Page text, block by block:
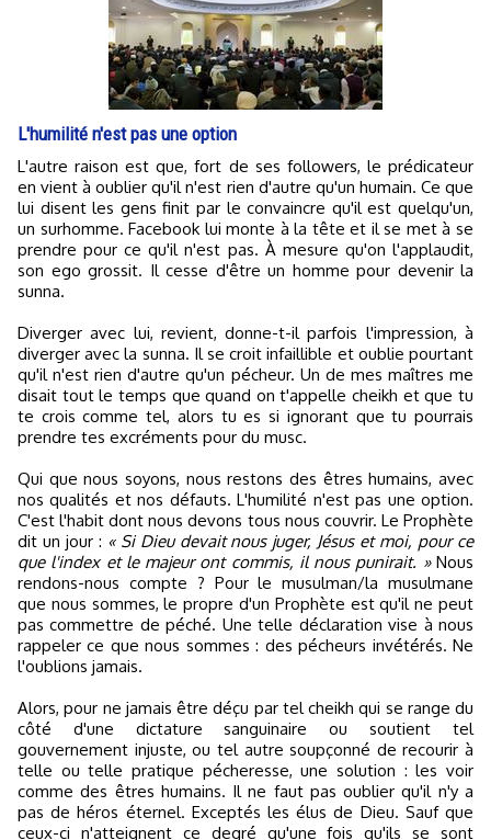
L'humilité n'est pas une option
L'autre raison est que, fort de ses followers, le prédicateur
en vient à oublier qu'il n'est rien d'autre qu'un humain. Ce que
lui disent les gens finit par le convaincre qu'il est quelqu'un,
un surhomme. Facebook lui monte à la tête et il se met à se
prendre pour ce qu'il n'est pas. À mesure qu'on l'applaudit,
son ego grossit. Il cesse d'être un homme pour devenir la
sunna.
Diverger avec lui, revient, donne-t-il parfois l'impression, à
diverger avec la sunna. Il se croit infaillible et oublie pourtant
qu'il n'est rien d'autre qu'un pécheur. Un de mes maîtres me
disait tout le temps que quand on t'appelle cheikh et que tu
te crois comme tel, alors tu es si ignorant que tu pourrais
prendre tes excréments pour du musc.
Qui que nous soyons, nous restons des êtres humains, avec
nos qualités et nos défauts. L'humilité n'est pas une option.
C'est l'habit dont nous devons tous nous couvrir. Le Prophète
dit un jour : « Si Dieu devait nous juger, Jésus et moi, pour ce
que l'index et le majeur ont commis, il nous punirait. »Nous
rendons-nous compte ? Pour le musulman/la musulmane
que nous sommes, le propre d'un Prophète est qu'il ne peut
pas commettre de péché. Une telle déclaration vise à nous
rappeler ce que nous sommes : des pécheurs invétérés. Ne
l'oublions jamais.
Alors, pour ne jamais être déçu par tel cheikh qui se range du
côté d'une dictature sanguinaire ou soutient tel
gouvernement injuste, ou tel autre soupçonné de recourir à
telle ou telle pratique pécheresse, une solution : les voir
comme des êtres humains. Il ne faut pas oublier qu'il n'y a
pas de héros éternel. Exceptés les élus de Dieu. Sauf que
ceux-ci n'atteignent ce degré qu'une fois qu'ils se sont